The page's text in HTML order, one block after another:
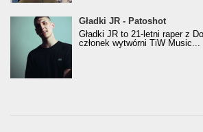
Gładki JR - Patoshot
Gładki JR - Patoshot
Gładki JR to 21-letni raper z
członek wytwórni TiW Music...